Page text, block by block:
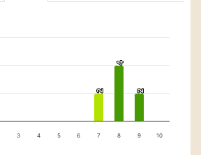
2
2
4
4
2
2
3 4 5 6 7 8 9 10